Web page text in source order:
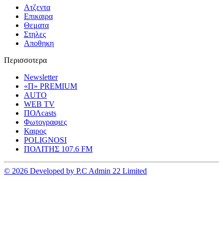
Ατζεντα
Επικαιρα
Θεματα
Στηλες
Αποθηκη
Περισσοτερα
Newsletter
«Π» PREMIUM
AUTO
WEB TV
ΠΟΛcasts
Φωτογραφιες
Καιρος
POLIGNOSI
ΠΟΛΙΤΗΣ 107.6 FM
© 2026 Developed by P.C Admin 22 Limited